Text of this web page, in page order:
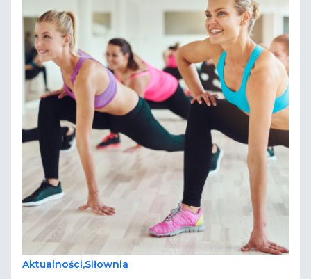
Aktualności,Siłownia